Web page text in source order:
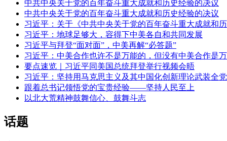
中共中央关于党的百年奋斗重大成就和历史经验的决议
中共中央关于党的百年奋斗重大成就和历史经验的决议
习近平：关于《中共中央关于党的百年奋斗重大成就和
习近平：地球足够大，容得下中美各自和共同发展
习近平与拜登“面对面”，中美再解“必答题”
习近平：中美合作也许不是万能的，但没有中美合作是
要点速览｜习近平同美国总统拜登举行视频会晤
习近平：坚持用马克思主义及其中国化创新理论武装全党
跟着总书记领悟党的宝贵经验——坚持人民至上
以北大荒精神鼓舞信心、鼓舞斗志
话题